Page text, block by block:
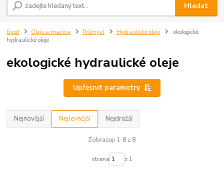
Hledat
Úvod Oleje a maziva Průmysl Hydraulické oleje
ekologické
hydraulické oleje
ekologické hydraulické oleje
Upřesnit parametry
Nejnovější Nejlevnější Nejdražší
Zobrazuji 1-8 z 8
strana z 1